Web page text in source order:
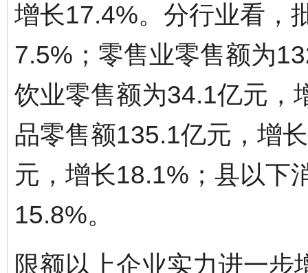
增长17.4%。分行业看，
7.5%；零售业零售额为
饮业零售额为34.1亿元，
品零售额135.1亿元，增
元，增长18.1%；县以下
15.8%。
限额以上企业实力进一